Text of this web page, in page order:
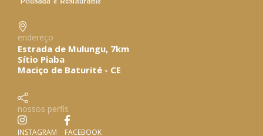
endereço
Estrada de Mulungu, 7km
Sítio Piaba
Maciço de Baturité - CE
nossos perfis
INSTAGRAM FACEBOOK